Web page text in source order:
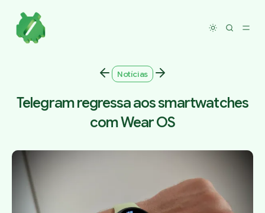
Toggle
Notícias
Telegram regressa aos smartwatches
com Wear OS